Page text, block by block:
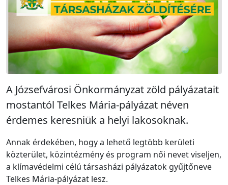
A Józsefvárosi Önkormányzat zöld pályázatait
mostantól Telkes Mária-pályázat néven
érdemes keresniük a helyi lakosoknak.
Annak érdekében, hogy a lehető legtöbb kerületi
közterület, közintézmény és program női nevet viseljen,
a klímavédelmi célú társasházi pályázatok gyűjtőneve
Telkes Mária-pályázat lesz.